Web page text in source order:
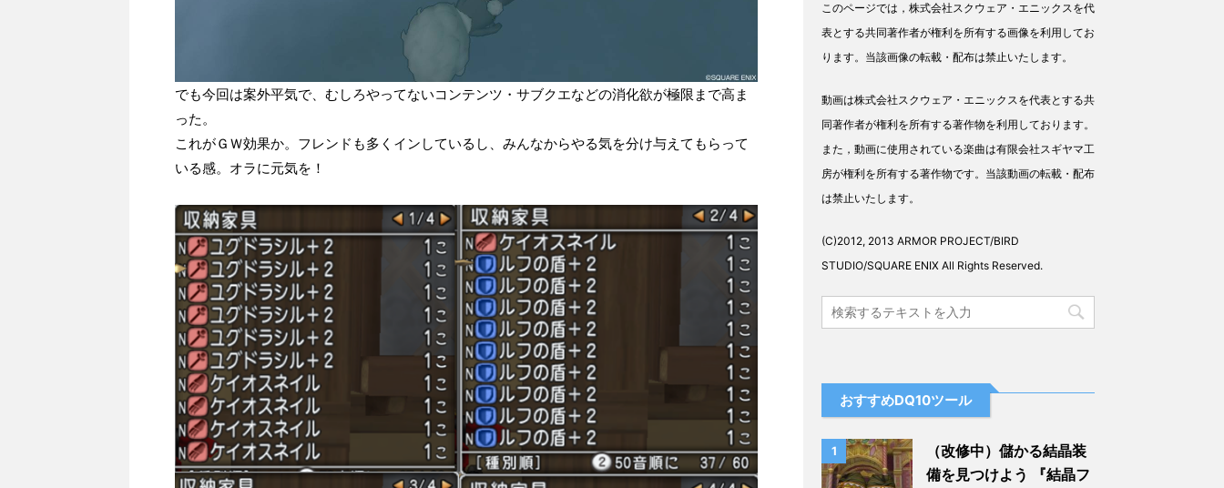
でも今回は案外平気で、むしろやってないコンテンツ・サブクエなどの消化欲が極限まで高ま
った。
これがＧＷ効果か。フレンドも多くインしているし、みんなからやる気を分け与えてもらって
いる感。オラに元気を！
このページでは，株式会社スクウェア・エニックスを代
表とする共同著作者が権利を所有する画像を利用してお
ります。当該画像の転載・配布は禁止いたします。
動画は株式会社スクウェア・エニックスを代表とする共
同著作者が権利を所有する著作物を利用しております。
また，動画に使用されている楽曲は有限会社スギヤマ工
房が権利を所有する著作物です。当該動画の転載・配布
は禁止いたします。
(C)2012, 2013 ARMOR PROJECT/BIRD
STUDIO/SQUARE ENIX All Rights Reserved.
おすすめDQ10ツール
1
（改修中）儲かる結晶装
備を見つけよう 『結晶フ